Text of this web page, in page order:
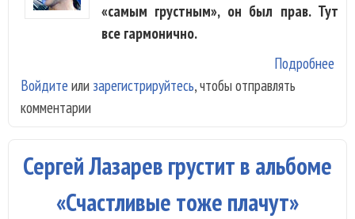
«самым грустным», он был прав. Тут
все гармонично.
Подробнее
Войдите или зарегистрируйтесь, чтобы отправлять
комментарии
Сергей Лазарев грустит в альбоме
«Счастливые тоже плачут»